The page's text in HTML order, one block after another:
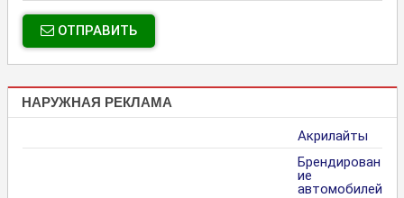
ОТПРАВИТЬ
НАРУЖНАЯ РЕКЛАМА
Акрилайты
Брендирован
ие
автомобилей